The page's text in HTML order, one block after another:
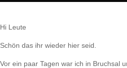
Hi Leute
Schön das ihr wieder hier seid.
Vor ein paar Tagen war ich in Bruchsal